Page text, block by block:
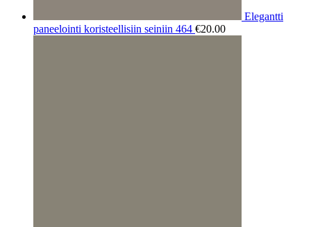
Elegantti
paneelointi koristeellisiin seiniin 464 €20.00